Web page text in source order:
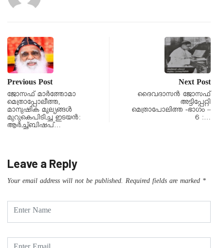
Previous Post
ജോസഫ് മാർത്തോമാ
മെത്രാപ്പോലീത്ത,
മാനുഷിക മൂല്യങ്ങൾ
മുറുകെപിടിച്ച ഇടയൻ:
ആർച്ച്ബിഷപ്…
Next Post
ദൈവദാസൻ ജോസഫ്
അട്ടിപ്പേറ്റി
മെത്രാപോലിത്ത -ഭാഗം –
6 :…
Leave a Reply
Your email address will not be published. Required fields are marked *